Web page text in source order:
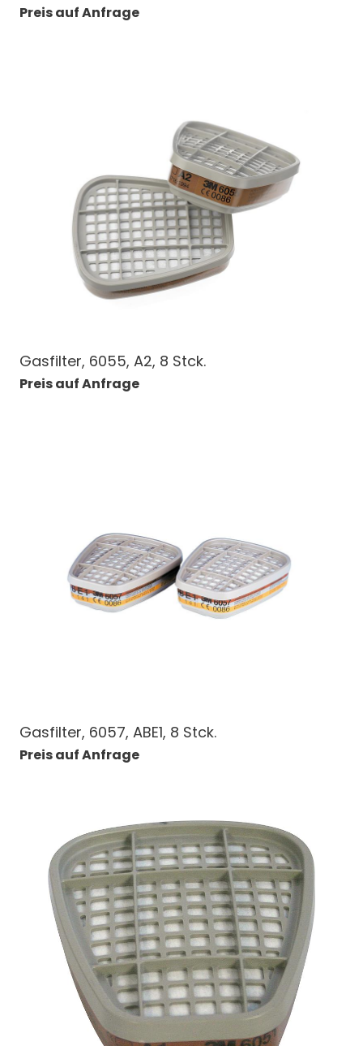
Preis auf Anfrage
Gasfilter, 6055, A2, 8 Stck.
Preis auf Anfrage
Gasfilter, 6057, ABE1, 8 Stck.
Preis auf Anfrage